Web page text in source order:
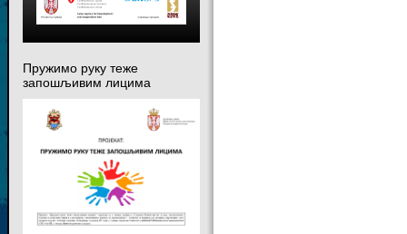
Пружимо руку теже
запошљивим лицима